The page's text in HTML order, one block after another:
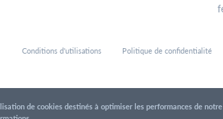
Conditions d'utilisations Politique de confidentialité
de cookies destinés à optimiser les performances de